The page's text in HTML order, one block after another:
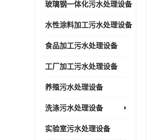
玻璃钢一体化污水处理设备
水性涂料加工污水处理设备
食品加工污水处理设备
工厂加工污水处理设备
养殖污水处理设备
洗涤污水处理设备
实验室污水处理设备